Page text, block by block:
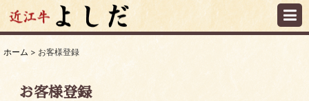
ホーム > お客様登録
お客様登録